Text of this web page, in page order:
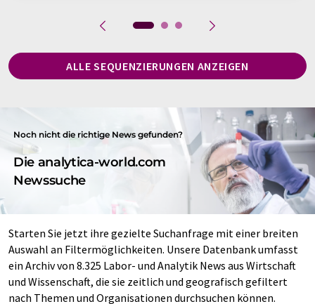
ALLE SEQUENZIERUNGEN ANZEIGEN
Noch nicht die richtige News gefunden?
Die analytica-world.com
Newssuche
Starten Sie jetzt ihre gezielte Suchanfrage mit einer breiten
Auswahl an Filtermöglichkeiten. Unsere Datenbank umfasst
ein Archiv von 8.325 Labor- und Analytik News aus Wirtschaft
und Wissenschaft, die sie zeitlich und geografisch gefiltert
nach Themen und Organisationen durchsuchen können.